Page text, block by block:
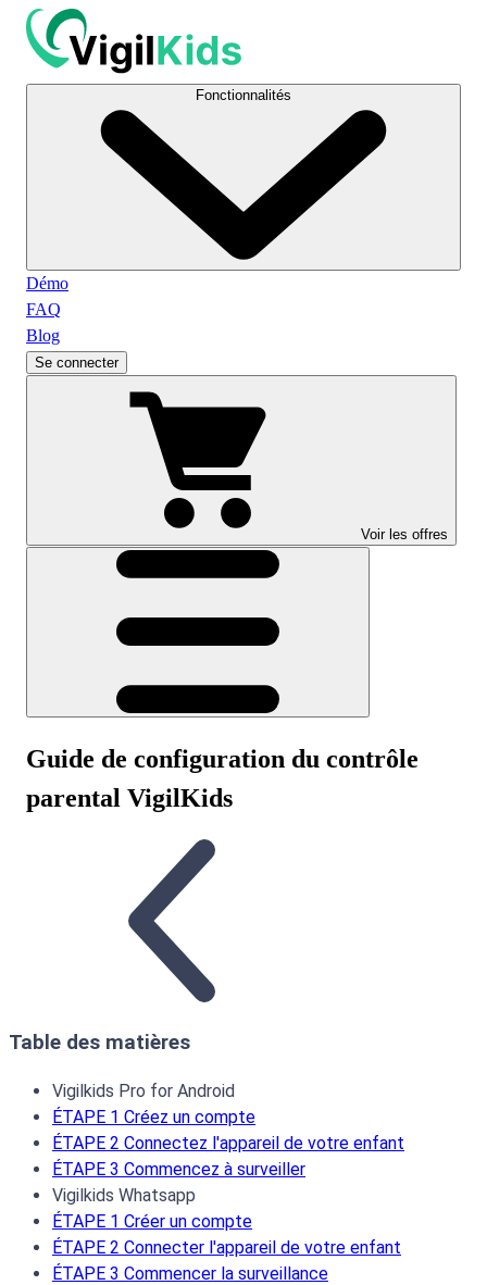
Démo
FAQ
Blog
Se connecter
Voir les offres
Guide de configuration du contrôle
parental VigilKids
Table des matières
Vigilkids Pro for Android
ÉTAPE 1 Créez un compte
ÉTAPE 2 Connectez l'appareil de votre enfant
ÉTAPE 3 Commencez à surveiller
Vigilkids Whatsapp
ÉTAPE 1 Créer un compte
ÉTAPE 2 Connecter l'appareil de votre enfant
ÉTAPE 3 Commencer la surveillance